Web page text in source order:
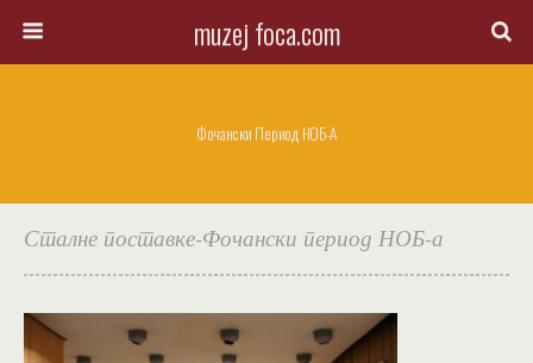
muzej foca.com
Фочански Период НОБ-А
Сталне поставке-Фочански период НОБ-а